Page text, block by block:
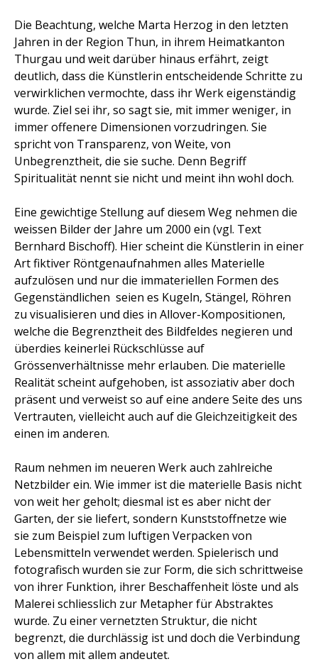
Die Beachtung, welche Marta Herzog in den letzten
Jahren in der Region Thun, in ihrem Heimatkanton
Thurgau und weit darüber hinaus erfährt, zeigt
deutlich, dass die Künstlerin entscheidende Schritte zu
verwirklichen vermochte, dass ihr Werk eigenständig
wurde. Ziel sei ihr, so sagt sie, mit immer weniger, in
immer offenere Dimensionen vorzudringen. Sie
spricht von Transparenz, von Weite, von
Unbegrenztheit, die sie suche. Denn Begriff
Spiritualität nennt sie nicht und meint ihn wohl doch.
Eine gewichtige Stellung auf diesem Weg nehmen die
weissen Bilder der Jahre um 2000 ein (vgl. Text
Bernhard Bischoff). Hier scheint die Künstlerin in einer
Art fiktiver Röntgenaufnahmen alles Materielle
aufzulösen und nur die immateriellen Formen des
Gegenständlichen  seien es Kugeln, Stängel, Röhren 
zu visualisieren und dies in Allover-Kompositionen,
welche die Begrenztheit des Bildfeldes negieren und
überdies keinerlei Rückschlüsse auf
Grössenverhältnisse mehr erlauben. Die materielle
Realität scheint aufgehoben, ist assoziativ aber doch
präsent und verweist so auf eine andere Seite des uns
Vertrauten, vielleicht auch auf die Gleichzeitigkeit des
einen im anderen.
Raum nehmen im neueren Werk auch zahlreiche
Netzbilder ein. Wie immer ist die materielle Basis nicht
von weit her geholt; diesmal ist es aber nicht der
Garten, der sie liefert, sondern Kunststoffnetze wie
sie zum Beispiel zum luftigen Verpacken von
Lebensmitteln verwendet werden. Spielerisch und
fotografisch wurden sie zur Form, die sich schrittweise
von ihrer Funktion, ihrer Beschaffenheit löste und als
Malerei schliesslich zur Metapher für Abstraktes
wurde. Zu einer vernetzten Struktur, die nicht
begrenzt, die durchlässig ist und doch die Verbindung
von allem mit allem andeutet.